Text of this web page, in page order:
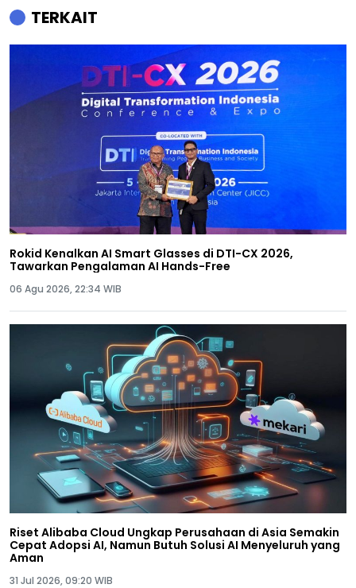
TERKAIT
Rokid Kenalkan AI Smart Glasses di DTI-CX 2026,
Tawarkan Pengalaman AI Hands-Free
06 Agu 2026, 22:34 WIB
Riset Alibaba Cloud Ungkap Perusahaan di Asia Semakin
Cepat Adopsi AI, Namun Butuh Solusi AI Menyeluruh yang
Aman
31 Jul 2026, 09:20 WIB